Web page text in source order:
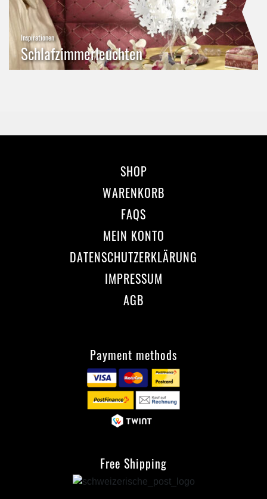
Inspirationen
Schlafzimmerleuchten
SHOP
WARENKORB
FAQS
MEIN KONTO
DATENSCHUTZERKLÄRUNG
IMPRESSUM
AGB
Payment methods
Free Shipping